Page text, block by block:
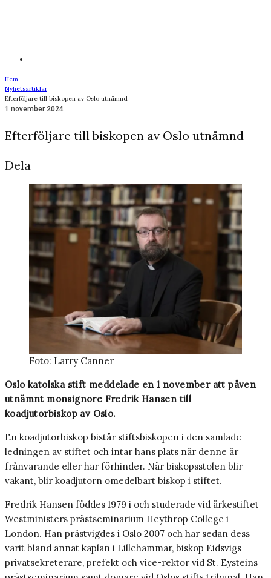
Hem
Nyhetsartiklar
Efterföljare till biskopen av Oslo utnämnd
1 november 2024
Efterföljare till biskopen av Oslo utnämnd
Dela
Foto: Larry Canner
Oslo katolska stift meddelade en 1 november att påven
utnämnt monsignore Fredrik Hansen till
koadjutorbiskop av Oslo.
En koadjutorbiskop bistår stiftsbiskopen i den samlade
ledningen av stiftet och intar hans plats när denne är
frånvarande eller har förhinder. När biskopsstolen blir
vakant, blir koadjutorn omedelbart biskop i stiftet.
Fredrik Hansen föddes 1979 i och studerade vid ärkestiftet
Westministers prästseminarium Heythrop College i
London. Han prästvigdes i Oslo 2007 och har sedan dess
varit bland annat kaplan i Lillehammar, biskop Eidsvigs
privatsekreterare, prefekt och vice-rektor vid St. Eysteins